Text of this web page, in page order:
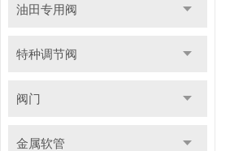
油田专用阀
特种调节阀
阀门
金属软管